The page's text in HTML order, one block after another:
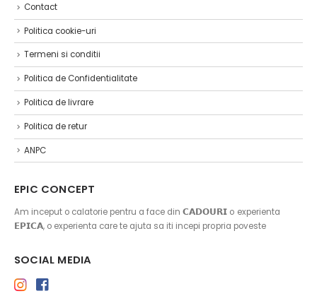
Contact
Politica cookie-uri
Termeni si conditii
Politica de Confidentialitate
Politica de livrare
Politica de retur
ANPC
EPIC CONCEPT
Am inceput o calatorie pentru a face din 𝗖𝗔𝗗𝗢𝗨𝗥𝗜 o experienta
𝗘𝗣𝗜𝗖𝗔, o experienta care te ajuta sa iti incepi propria poveste
SOCIAL MEDIA